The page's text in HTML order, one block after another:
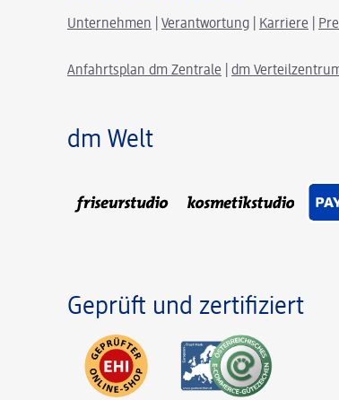
Unternehmen Verantwortung Karriere
Anfahrtsplan dm Zentrale dm
dm Welt
Geprüft und zertifiziert